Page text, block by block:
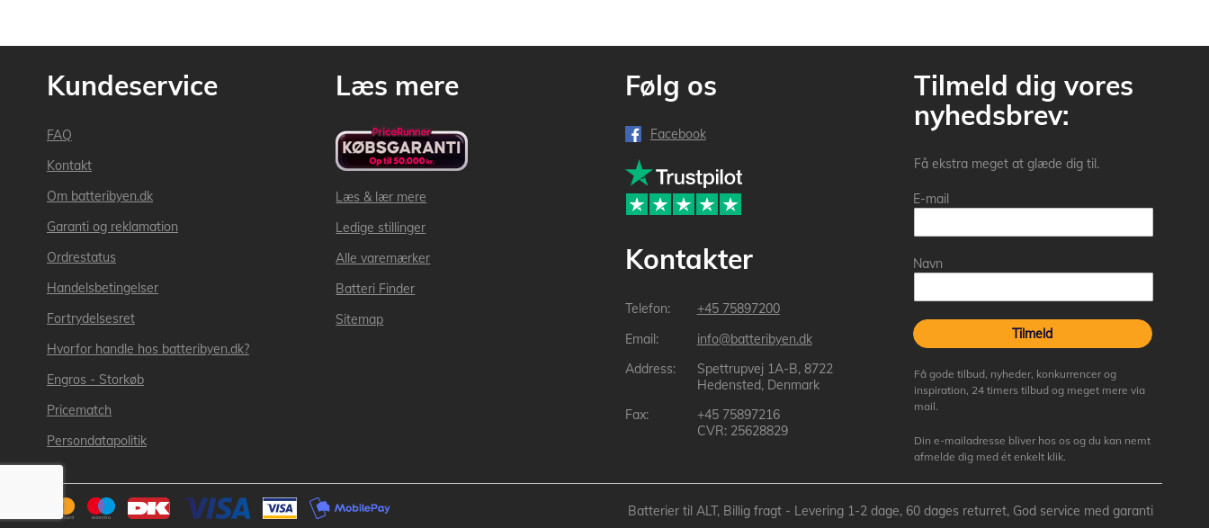
Kundeservice
FAQ
Kontakt
Om batteribyen.dk
Garanti og reklamation
Ordrestatus
Handelsbetingelser
Fortrydelsesret
Hvorfor handle hos batteribyen.dk?
Engros - Storkøb
Pricematch
Persondatapolitik
Læs mere
Læs & lær mere
Ledige stillinger
Alle varemærker
Batteri Finder
Sitemap
Følg os
Facebook
Kontakter
+45 75897200
info@batteribyen.dk
Spettrupvej 1A-B, 8722
Hedensted, Denmark
+45 75897216
CVR: 25628829
Tilmeld dig vores
nyhedsbrev:
Få ekstra meget at glæde dig til.
E-mail
Navn
Tilmeld
Få gode tilbud, nyheder, konkurrencer og
inspiration, 24 timers tilbud og meget mere via
mail.
Din e-mailadresse bliver hos os og du kan nemt
afmelde dig med ét enkelt klik.
Batterier til ALT, Billig fragt - Levering 1-2 dage, 60 dages returret, God service med garanti